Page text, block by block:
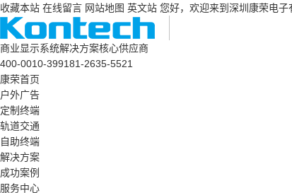
收藏本站 在线留言 网站地图 英文站 您好，欢迎来到深圳康荣电子
商业显示系统解决方案核心供应商
400-0010-399181-2635-5521
康荣首页
户外广告
定制终端
轨道交通
自助终端
解决方案
成功案例
服务中心